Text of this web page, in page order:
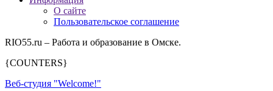
О сайте
Пользовательское соглашение
RIO55.ru – Работа и образование в Омске.
{COUNTERS}
Веб-студия "Welcome!"